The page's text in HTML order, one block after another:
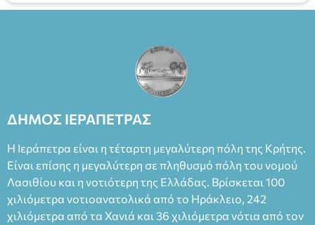
ΔΗΜΟΣ ΙΕΡΑΠΕΤΡΑΣ
Η Ιεράπετρα είναι η τέταρτη μεγαλύτερη πόλη της Κρήτης.
Είναι επίσης η μεγαλύτερη σε πληθυσμό πόλη του νομού
Λασιθίου και η νοτιότερη της Ελλάδας. Βρίσκεται 100
χιλιόμετρα νοτιοανατολικά από το Ηράκλειο, 242
χιλιόμετρα από τα Χανιά και 36 χιλιόμετρα νότια από τον